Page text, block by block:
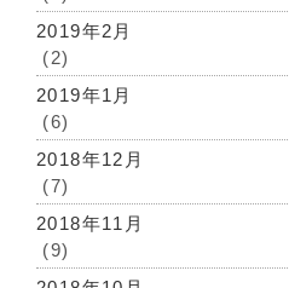
2019年2月
(2)
2019年1月
(6)
2018年12月
(7)
2018年11月
(9)